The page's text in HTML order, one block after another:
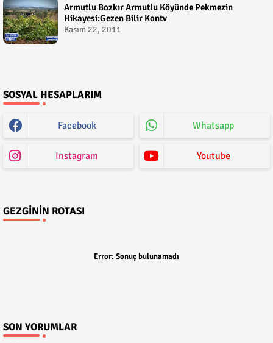
Armutlu Bozkır Armutlu Köyünde Pekmezin
Hikayesi:Gezen Bilir Kontv
Kasım 22, 2011
SOSYAL HESAPLARIM
Facebook Whatsapp
Instagram Youtube
GEZGININ ROTASI
Error: Sonuç bulunamadı
SON YORUMLAR